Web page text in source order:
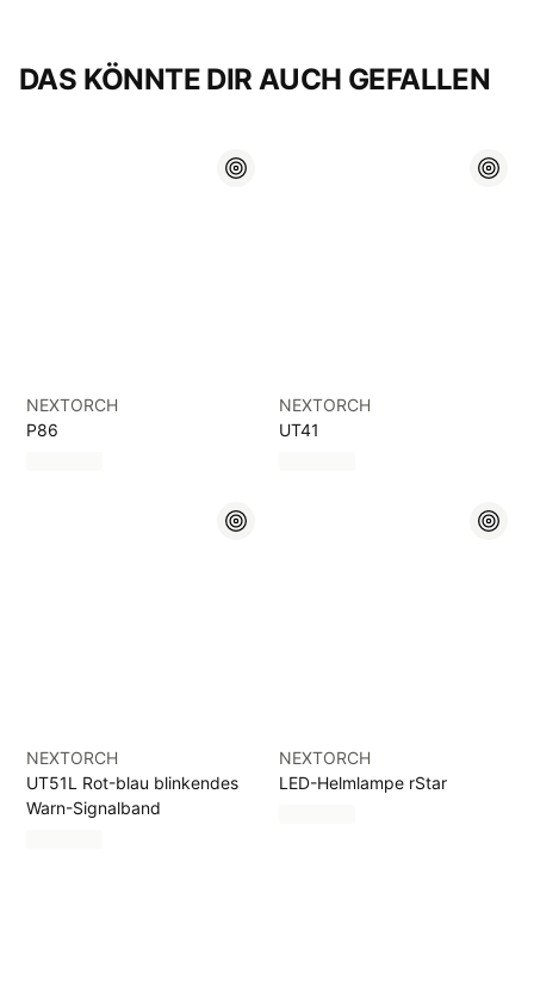
DAS KÖNNTE DIR AUCH GEFALLEN
NEXTORCH
P86
NEXTORCH
UT41
NEXTORCH
UT51L Rot-blau blinkendes
Warn-Signalband
NEXTORCH
LED-Helmlampe rStar